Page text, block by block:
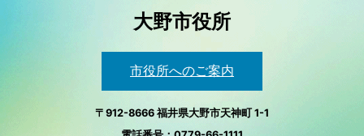
大野市役所
市役所へのご案内
〒912-8666 福井県大野市天神町 1-1